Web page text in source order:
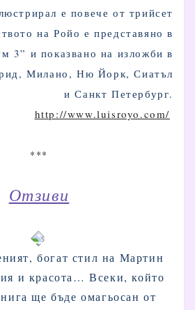
е повече от трийсет
на Ройо е представяно в
3” и показвано на изложби в
Милано, Ню Йорк, Сиатъл
и Санкт Петербург.
http://www.luisroyo.com/
***
Отзиви
богат стил на Мартин
и красота… Всеки, който
ще бъде омагьосан от